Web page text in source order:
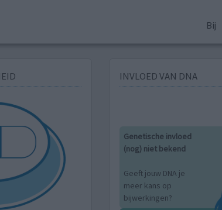
Bij
INVLOED VAN DNA
Genetische invloed
(nog) niet bekend
Geeft jouw DNA je
meer kans op
bijwerkingen?